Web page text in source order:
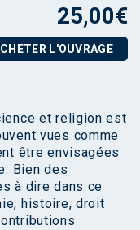
25,00€
L'OUVRAGE
et religion est
vues comme
être envisagées
Bien des
à dire dans ce
histoire, droit